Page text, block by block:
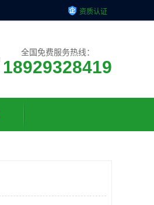
资质认证
全国免费服务热线：
18929328419